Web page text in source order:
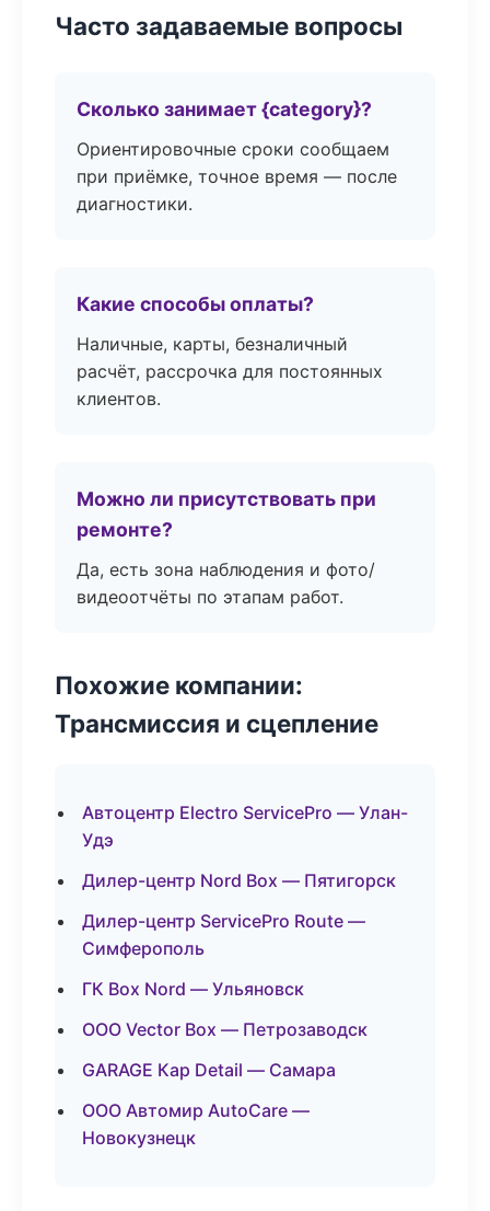
Часто задаваемые вопросы
Сколько занимает {category}?
Ориентировочные сроки сообщаем
при приёмке, точное время — после
диагностики.
Какие способы оплаты?
Наличные, карты, безналичный
расчёт, рассрочка для постоянных
клиентов.
Можно ли присутствовать при
ремонте?
Да, есть зона наблюдения и фото/
видеоотчёты по этапам работ.
Похожие компании:
Трансмиссия и сцепление
Автоцентр Electro ServicePro — Улан-
Удэ
Дилер-центр Nord Box — Пятигорск
Дилер-центр ServicePro Route —
Симферополь
ГК Box Nord — Ульяновск
ООО Vector Box — Петрозаводск
GARAGE Кар Detail — Самара
ООО Автомир AutoCare —
Новокузнецк